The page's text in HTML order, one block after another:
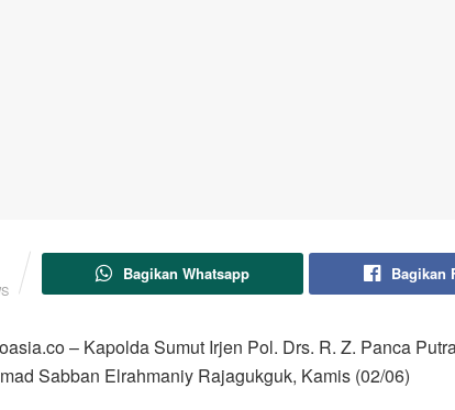
Bagikan Whatsapp Bagikan
– Kapolda Sumut Irjen Pol. Drs. R. Z. Panca
Sabban Elrahmaniy Rajagukguk, Kamis (02/06)